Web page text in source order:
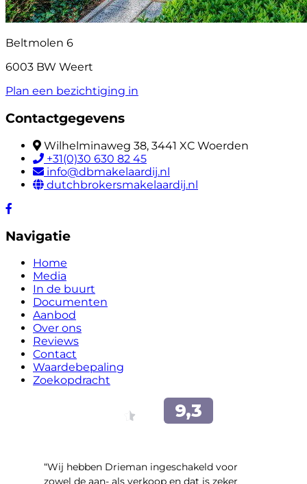
Beltmolen 6
6003 BW Weert
Plan een bezichtiging in
Contactgegevens
Wilhelminaweg 38, 3441 XC Woerden
+31(0)30 630 82 45
info@dbmakelaardij.nl
dutchbrokersmakelaardij.nl
Navigatie
Home
Media
In de buurt
Documenten
Aanbod
Over ons
Reviews
Contact
Waardebepaling
Zoekopdracht
“Wij hebben Drieman ingeschakeld voor
zowel de aan- als verkoop en dat is zeker